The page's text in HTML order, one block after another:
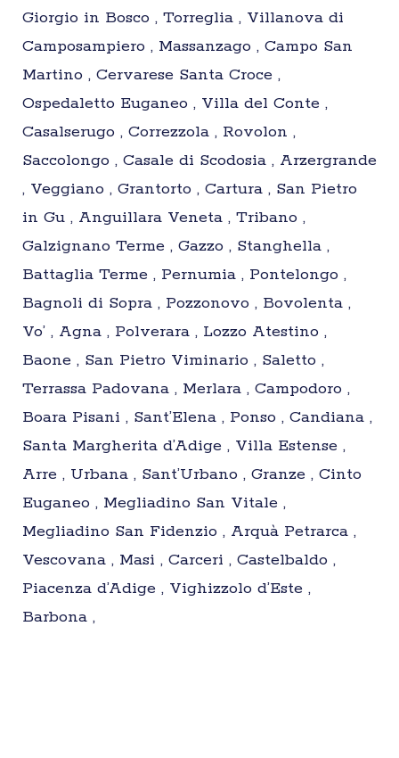
Giorgio in Bosco , Torreglia , Villanova di
Camposampiero , Massanzago , Campo San
Martino , Cervarese Santa Croce ,
Ospedaletto Euganeo , Villa del Conte ,
Casalserugo , Correzzola , Rovolon ,
Saccolongo , Casale di Scodosia , Arzergrande
, Veggiano , Grantorto , Cartura , San Pietro
in Gu , Anguillara Veneta , Tribano ,
Galzignano Terme , Gazzo , Stanghella ,
Battaglia Terme , Pernumia , Pontelongo ,
Bagnoli di Sopra , Pozzonovo , Bovolenta ,
Vo’ , Agna , Polverara , Lozzo Atestino ,
Baone , San Pietro Viminario , Saletto ,
Terrassa Padovana , Merlara , Campodoro ,
Boara Pisani , Sant’Elena , Ponso , Candiana ,
Santa Margherita d’Adige , Villa Estense ,
Arre , Urbana , Sant’Urbano , Granze , Cinto
Euganeo , Megliadino San Vitale ,
Megliadino San Fidenzio , Arquà Petrarca ,
Vescovana , Masi , Carceri , Castelbaldo ,
Piacenza d’Adige , Vighizzolo d’Este ,
Barbona ,